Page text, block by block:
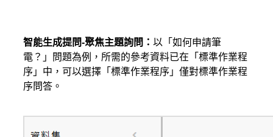
智能生成提問-聚焦主題詢問： 以「如何申請筆
電？」問題為例，所需的參考資料已在「標準作業程
序」中，可以選擇「標準作業程序」僅對標準作業程
序問答。